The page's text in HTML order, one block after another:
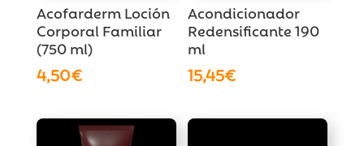
Acofarderm Loción
Corporal Familiar
(750 ml)
4,50€
Acondicionador
Redensificante 190
ml
15,45€